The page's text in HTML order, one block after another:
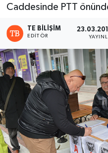
Caddesinde PTT
TE BILIŞIM
EDITÖR